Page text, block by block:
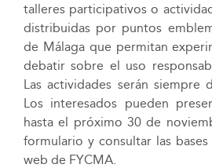
talleres participativos o
distribuidas por puntos
de Málaga que permitan
debatir sobre el uso
Las actividades serán siempre
Los interesados pueden
hasta el próximo 30 de
formulario y consultar las
web de FYCMA.